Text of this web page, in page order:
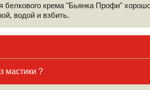
крема "Бьянка Профи"
водой и взбить.
мастики ?